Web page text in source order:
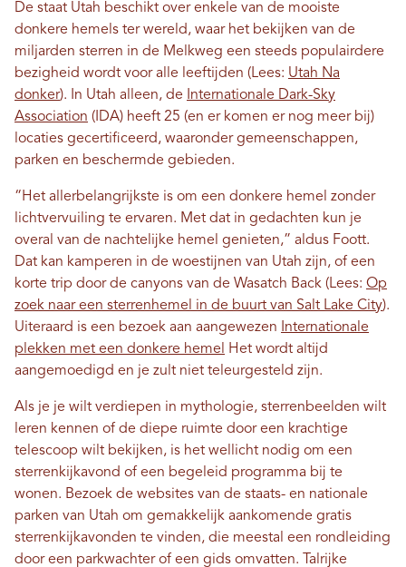
De staat Utah beschikt over enkele van de mooiste
donkere hemels ter wereld, waar het bekijken van de
miljarden sterren in de Melkweg een steeds populairdere
bezigheid wordt voor alle leeftijden (Lees: Utah Na
donker). In Utah alleen, de Internationale Dark-Sky
Association (IDA) heeft 25 (en er komen er nog meer bij)
locaties gecertificeerd, waaronder gemeenschappen,
parken en beschermde gebieden.
“Het allerbelangrijkste is om een ​​donkere hemel zonder
lichtvervuiling te ervaren. Met dat in gedachten kun je
overal van de nachtelijke hemel genieten,” aldus Foott.
Dat kan kamperen in de woestijnen van Utah zijn, of een
korte trip door de canyons van de Wasatch Back (Lees: Op
zoek naar een sterrenhemel in de buurt van Salt Lake City).
Uiteraard is een bezoek aan aangewezen Internationale
plekken met een donkere hemel Het wordt altijd
aangemoedigd en je zult niet teleurgesteld zijn.
Als je je wilt verdiepen in mythologie, sterrenbeelden wilt
leren kennen of de diepe ruimte door een krachtige
telescoop wilt bekijken, is het wellicht nodig om een ​​
sterrenkijkavond of een begeleid programma bij te
wonen. Bezoek de websites van de staats- en nationale
parken van Utah om gemakkelijk aankomende gratis
sterrenkijkavonden te vinden, die meestal een rondleiding
door een parkwachter of een gids omvatten. Talrijke